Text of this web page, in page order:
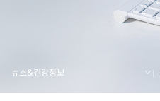
뉴스&건강정보